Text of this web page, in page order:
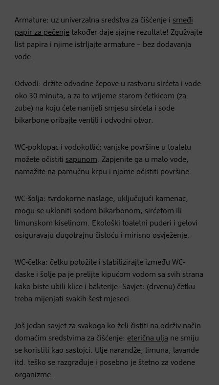
Armature: uz univerzalna sredstva za čišćenje i smeđi
papir za pečenje također daje sjajne rezultate! Zgužvajte
list papira i njime istrljajte armature – bez dodavanja
vode.
Odvodi: držite odvodne čepove u rastvoru sirćeta i vode
oko 30 minuta, a za to vrijeme starom četkicom (za
zube) na koju ćete nanijeti smjesu sirćeta i sode
bikarbone oribajte ventili i odvodni otvor.
WC-poklopac i vodokotlić: vanjske površine u toaletu
možete očistiti sapunom. Zapjenite ga u malo vode,
namažite na pamučnu krpu i njome očistiti površine.
WC-šolja: tvrdokorne naslage, uključujući kamenac,
mogu se ukloniti sodom bikarbonom, sirćetom ili
limunskom kiselinom. Ekološki toaletni puderi i gelovi
osiguravaju dugotrajnu čistoću i mirisno osvježenje.
WC-četka: četku položite i stabilizirajte između WC-
daske i šolje pa je prelijte kipućom vodom sa svih strana
kako biste ubili klice i bakterije. Savjet: (drvenu) četku
treba mijenjati svakih šest mjeseci.
Još jedan savjet za svakoga ko želi čistiti na održiv način
domaćim sredstvima za čišćenje: eterična ulja ne smiju
se koristiti kao sastojci. Ulje narandže, limuna, lavande
itd. teško se razgrađuje i posebno je štetno za vodene
organizme.